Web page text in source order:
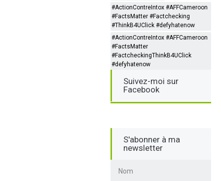
#ActionContreIntox #AFFCameroon
#FactsMatter #Factchecking
#ThinkB4UClick #defyhatenow
#ActionContreIntox #AFFCameroon
#FactsMatter
#FactcheckingThinkB4UClick
#defyhatenow
Suivez-moi sur
Facebook
S'abonner à ma
newsletter